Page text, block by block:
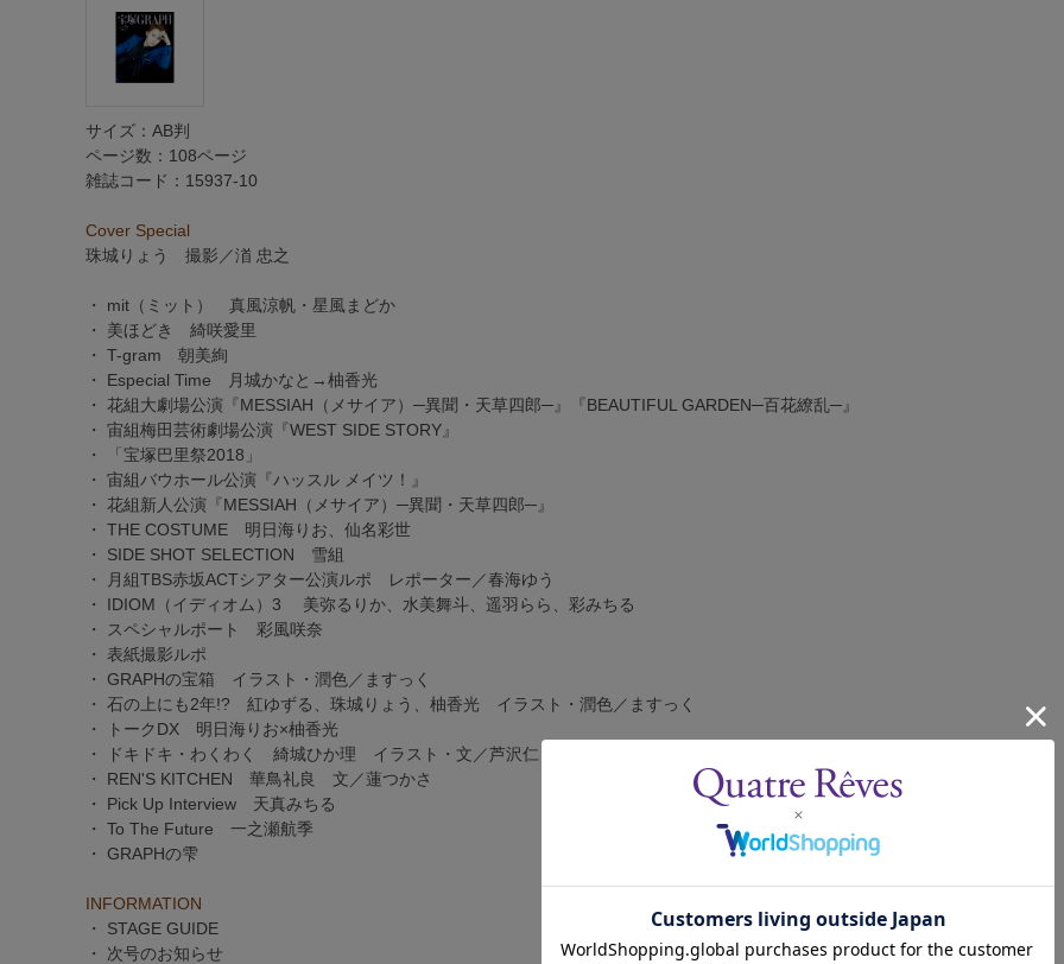
サイズ：AB判
ページ数：108ページ
雑誌コード：15937-10
Cover Special
珠城りょう
撮影／渞 忠之
・ mit（ミット） 真風涼帆・星風まどか
・ 美ほどき 綺咲愛里
・ T-gram 朝美絢
・ Especial Time
月城かなと→柚香光
・ 花組大劇場公演 『MESSIAH（メサイア）─異聞・天草四郎─』『BEAUTIFUL GARDEN─百花繚乱─』
・ 宙組梅田芸術劇場公演 『WEST SIDE STORY』
・
「宝塚巴里祭2018」
・ 宙組バウホール公演 『ハッスル メイツ！』
・ 花組新人公演 『MESSIAH（メサイア）─異聞・天草四郎─』
・ THE COSTUME 明日海りお、仙名彩世
・ SIDE SHOT SELECTION 雪組
・ 月組TBS赤坂ACTシアター公演ルポ レポーター／春海ゆう
・ IDIOM（イディオム）3 美弥るりか、水美舞斗、遥羽らら、彩みちる
・ スペシャルポート 彩風咲奈
・ 表紙撮影ルポ
・ GRAPHの宝箱 イラスト・潤色／ますっく
・ 石の上にも2年!? 紅ゆずる、珠城りょう、柚香光 イラスト・潤色／ますっく
・ トークDX 明日海りお×柚香光
・ ドキドキ・わくわく 綺城ひか理 イラスト・文／芦沢仁
・ REN'S KITCHEN 華鳥礼良 文／蓮つかさ
・ Pick Up Interview 天真みちる
・ To The Future 一之瀬航季
・ GRAPHの雫
INFORMATION
・ STAGE GUIDE
・ 次号のお知らせ